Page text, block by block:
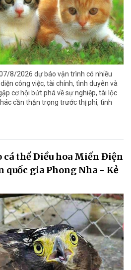
8/2026 dự báo vận trình có nhiều
công việc, tài chính, tình duyên và
cơ hội bứt phá về sự nghiệp, tài lộc
cần thận trọng trước thị phi, tình
cá thể Diều hoa Miến Điện
quốc gia Phong Nha - Kẻ